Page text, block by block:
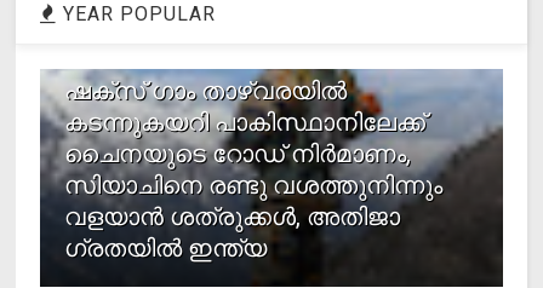
YEAR POPULAR
ഷക്സ് ​ഗാം താഴ്‌വരയിൽ
കടന്നുകയറി പാകിസ്ഥാനിലേക്ക്
ചൈനയുടെ റോഡ് നിർമാണം,
സിയാചിനെ രണ്ടു വശത്തുനിന്നും
വളയാൻ ശത്രുക്കൾ, അതിജാ​
ഗ്രതയിൽ ഇന്ത്യ